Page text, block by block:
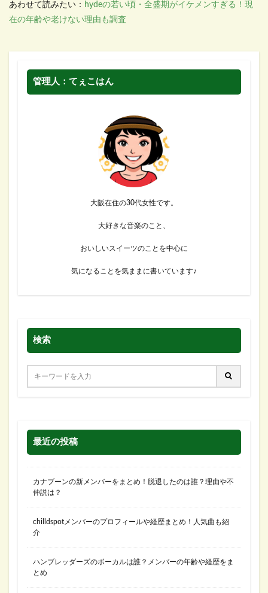
あわせて読みたい： hydeの若い頃・全盛期がイケメンすぎる！現
在の年齢や老けない理由も調査
管理人：てぇこはん
大阪在住の30代女性です。
大好きな音楽のこと、
おいしいスイーツのことを中心に
気になることを気ままに書いています♪
検索
最近の投稿
カナブーンの新メンバーをまとめ！脱退したのは誰？理由や不
仲説は？
chilldspotメンバーのプロフィールや経歴まとめ！人気曲も紹
介
ハンブレッダーズのボーカルは誰？メンバーの年齢や経歴をま
とめ